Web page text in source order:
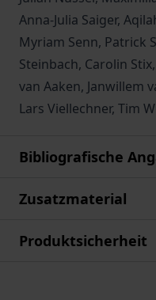
Anna-Julia Saiger,
Myriam Senn, Patrick
Steinbach, Carolin
van Aaken, Janwillem
Lars Viellechner, Tim
Bibliografische
Zusatzmaterial
Produktsicherheit